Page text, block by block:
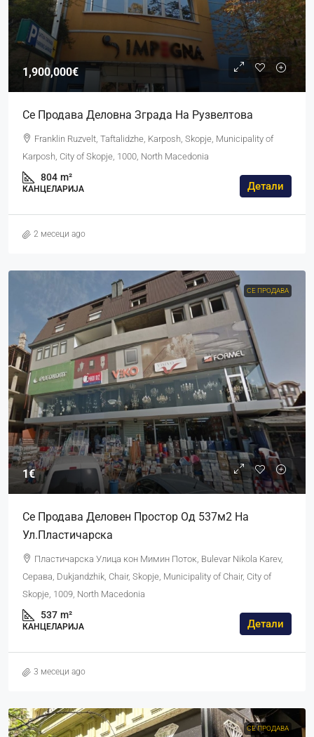
1,900,000€
Се Продава Деловна Зграда На Рузвелтова
Franklin Ruzvelt, Taftalidzhe, Karposh, Skopje, Municipality of
Karposh, City of Skopje, 1000, North Macedonia
804 m²
КАНЦЕЛАРИЈА Детали
2 месеци ago
СЕ ПРОДАВА
1€
Се Продава Деловен Простор Од 537м2 На
Ул.Пластичарска
Пластичарска Улица кон Мимин Поток, Bulevar Nikola Karev,
Серава, Dukjandzhik, Chair, Skopje, Municipality of Chair, City of
Skopje, 1009, North Macedonia
537 m²
КАНЦЕЛАРИЈА Детали
3 месеци ago
СЕ ПРОДАВА